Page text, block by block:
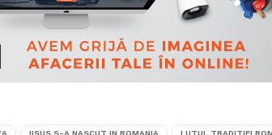
IISUS S-A NASCUT IN ROMANIA LUTUL TRADITIEI